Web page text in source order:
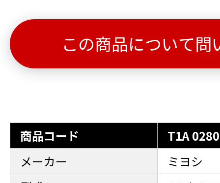
この商品について問
商品コード
T1A
メーカー
ミヨシ